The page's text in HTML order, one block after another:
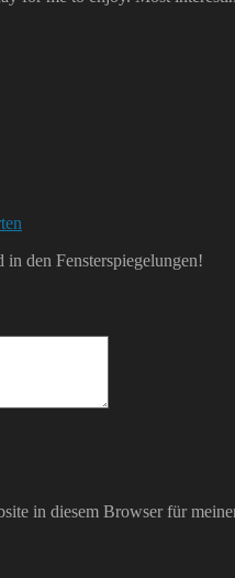
den Fensterspiegelungen!
in diesem Browser für